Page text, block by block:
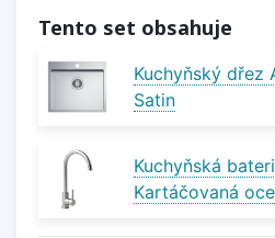
Tento set obsahuje
Kuchyňský dřez
Satin
Kuchyňská
Kartáčovaná